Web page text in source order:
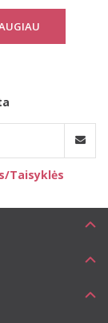
Taisyklės